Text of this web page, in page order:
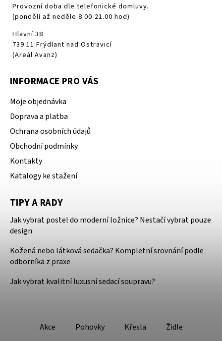
Provozní doba dle telefonické domluvy.
(pondělí až neděle 8.00-21.00 hod)
Hlavní 38
739 11 Frýdlant nad Ostravicí
(Areál Avanz)
INFORMACE PRO VÁS
Moje objednávka
Doprava a platba
Ochrana osobních údajů
Obchodní podmínky
Kontakty
Katalogy ke stažení
TIPY A RADY
Jak vybrat postel do moderní ložnice? Nestačí vybrat pouze
design
Kožená nebo látková sedačka? Kompletní srovnání podle
odborníka z praxe
Jak vybrat kvalitní luxusní sedací soupravu?
Akce Pohovky Křesla
Židle